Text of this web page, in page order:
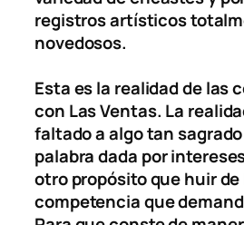
registros artísticos
novedosos.
Esta es la realidad de las
con Las Ventas. La
faltado a algo tan
palabra dada por
otro propósito que huir
competencia que